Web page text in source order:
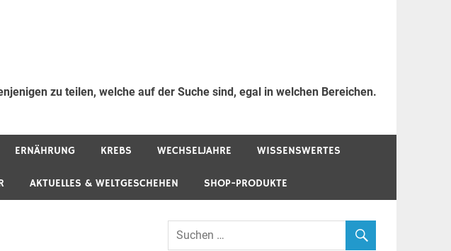
zu teilen, welche auf der Suche sind, egal in welchen Bereichen.
ERNÄHRUNG KREBS WECHSELJAHRE WISSENSWERTES
AKTUELLES & WELTGESCHEHEN SHOP-PRODUKTE